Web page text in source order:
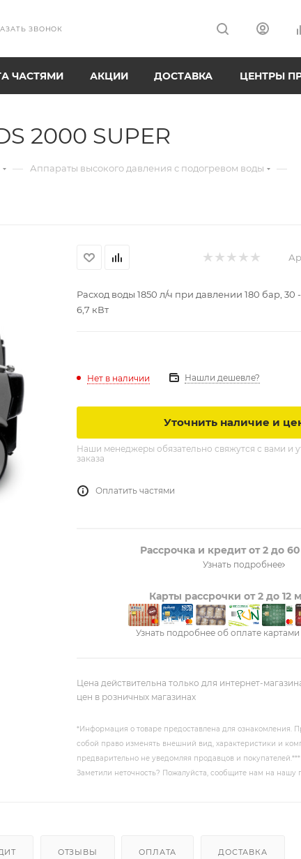
ЗВОНОК
ЧАСТЯМИ АКЦИИ ДОСТАВКА ЦЕНТРЫ
2000 SUPER
— Аппараты высокого давления с подогревом воды —
Расход воды 1850 л/ч при давлении 180 бар, 30
6,7 кВт
Нет в наличии Нашли дешевле?
Уточнить наличие и
Наши менеджеры обязательно свяжутся с вами и
заказа
Оплатить частями
Рассрочка и кредит от 2 до
Узнать подробнее
Карты рассрочки от 2 до 12
Узнать подробнее об оплате
Цена действительна только для интернет-
цен в розничных магазинах
*Информация о товаре предоставлена для ознакомления.
собой право изменять внешний вид, характеристики и
предварительно не уведомляя продавцов и покупателей.***
Заметили неточность? Пожалуйста, сообщите нам на нашу
ОТЗЫВЫ ОПЛАТА ДОСТАВКА